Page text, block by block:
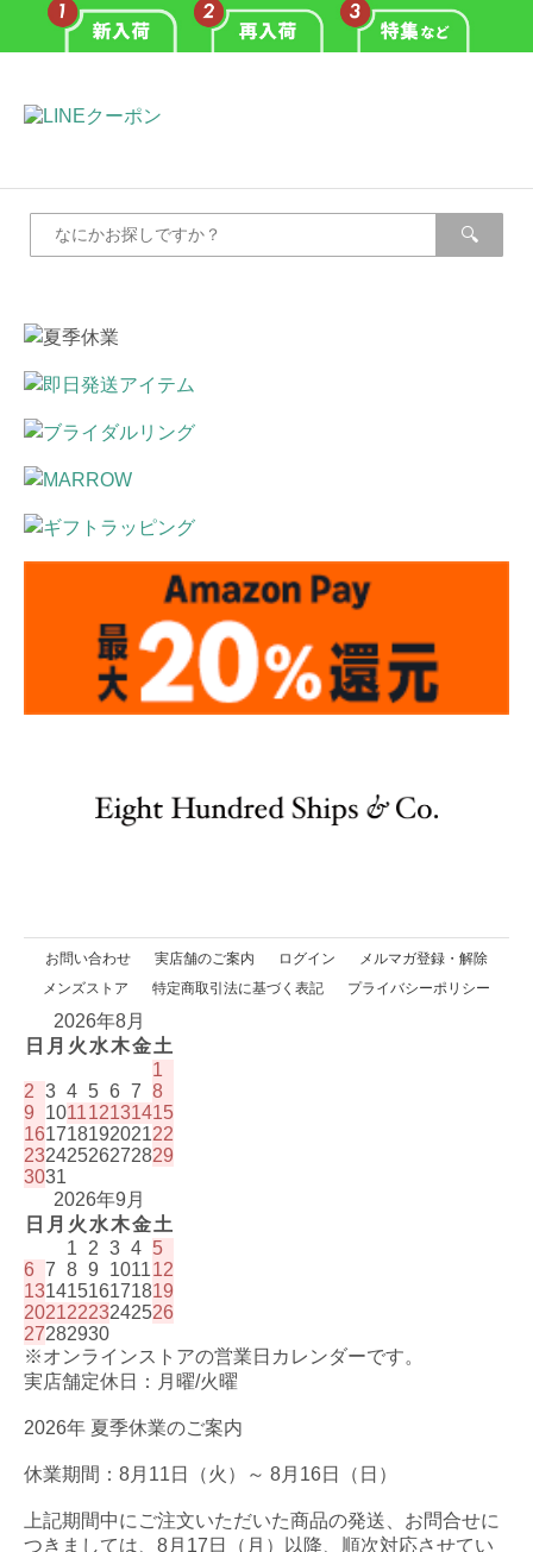
お問い合わせ 実店舗のご案内 ログイン
メルマガ登録・解除
メンズストア
特定商取引法に基づく表記 プライバシーポリシー
2026年8月
日 月 火 水木金土
1
2 3 4 5 6 7 8
9
101112131415
16171819202122
23242526272829
3031
2026年9月
日 月 火 水木金土
1
2 3 4 5
6 7 8 9 101112
13141516171819
20212223242526
27282930
※オンラインストアの営業日カレンダーです。
実店舗定休日：月曜/火曜
2026年 夏季休業のご案内
休業期間：8月11日（火）～ 8月16日（日）
上記期間中にご注文いただいた商品の発送、お問合せに
つきましては、8月17日（月）以降、順次対応させてい